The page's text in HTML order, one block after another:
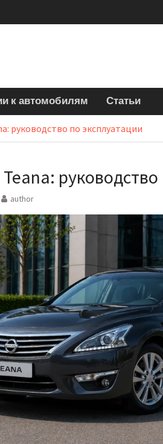
к автомобилям Статьи
руководство по эксплуатации
author